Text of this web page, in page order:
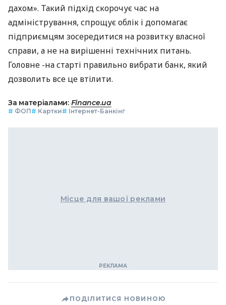
дахом». Такий підхід скорочує час на
адміністрування, спрощує облік і допомагає
підприємцям зосередитися на розвитку власної
справи, а не на вирішенні технічних питань.
Головне -на старті правильно вибрати банк, який
дозволить все це втілити.
За матеріалами: Finance.ua
# ФОП# Картки# Інтернет-Банкінг
Місце для вашої реклами
ПОДІЛИТИСЯ НОВИНОЮ